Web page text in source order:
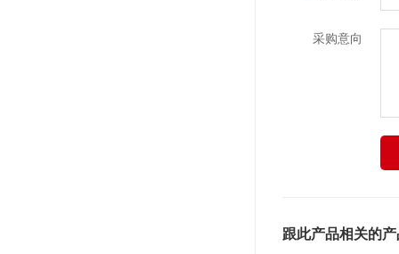
采购意向
跟此产品相关的